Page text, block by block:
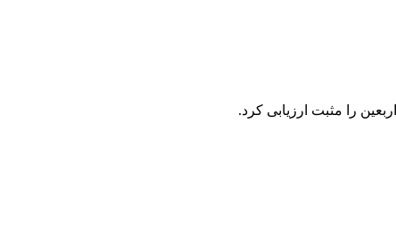
را مثبت ارزیابی کرد.